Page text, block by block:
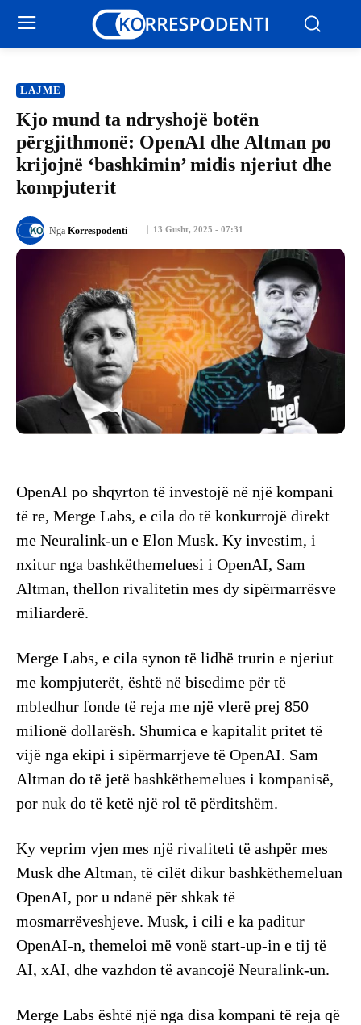
LAJME
​Kjo mund ta ndryshojë botën
përgjithmonë: OpenAI dhe Altman po
krijojnë ‘bashkimin’ midis njeriut dhe
kompjuterit
13 Gusht, 2025 - 07:31
Nga Korrespodenti
​OpenAI po shqyrton të investojë në një kompani
të re, Merge Labs, e cila do të konkurrojë direkt
me Neuralink-un e Elon Musk. Ky investim, i
nxitur nga bashkëthemeluesi i OpenAI, Sam
Altman, thellon rivalitetin mes dy sipërmarrësve
miliarderë.
​Merge Labs, e cila synon të lidhë trurin e njeriut
me kompjuterët, është në bisedime për të
mbledhur fonde të reja me një vlerë prej 850
milionë dollarësh. Shumica e kapitalit pritet të
vijë nga ekipi i sipërmarrjeve të OpenAI. Sam
Altman do të jetë bashkëthemelues i kompanisë,
por nuk do të ketë një rol të përditshëm.
​Ky veprim vjen mes një rivaliteti të ashpër mes
Musk dhe Altman, të cilët dikur bashkëthemeluan
OpenAI, por u ndanë për shkak të
mosmarrëveshjeve. Musk, i cili e ka paditur
OpenAI-n, themeloi më vonë start-up-in e tij të
AI, xAI, dhe vazhdon të avancojë Neuralink-un.
​Merge Labs është një nga disa kompani të reja që